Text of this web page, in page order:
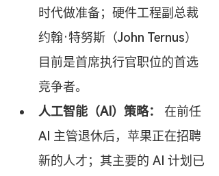
时代做准备；硬件工程副总裁
约翰·特努斯（John Ternus）
目前是首席执行官职位的首选
竞争者。
人工智能（AI）策略：
在前任
AI 主管退休后，苹果正在招聘
新的人才；其主要的 AI 计划已